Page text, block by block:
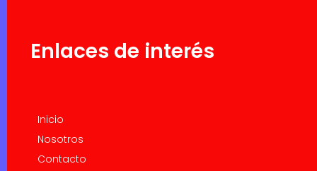
Enlaces de interés
Inicio
Nosotros
Contacto